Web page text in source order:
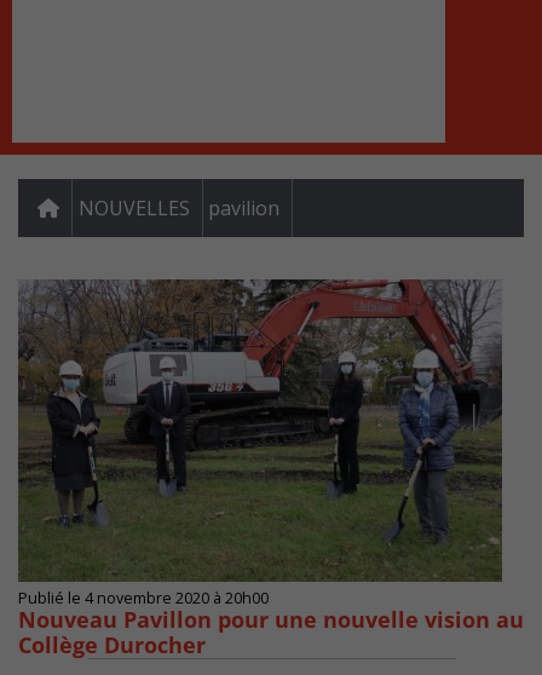
NOUVELLES pavilion
Publié le 4 novembre 2020 à 20h00
Nouveau Pavillon pour une nouvelle vision au
Collège Durocher